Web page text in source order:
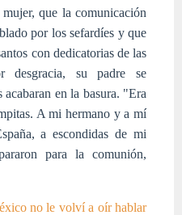
que la comunicación
por los sefardíes y que
con dedicatorias de las
desgracia, su padre se
acabaran en la basura. "Era
A mi hermano y a mí
a escondidas de mi
para la comunión,
no le volví a oír hablar